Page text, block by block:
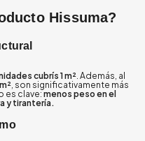
Hissuma?
cubrís 1 m² . Además, al
, son significativamente más
es clave:menos peso en el
y tirantería.